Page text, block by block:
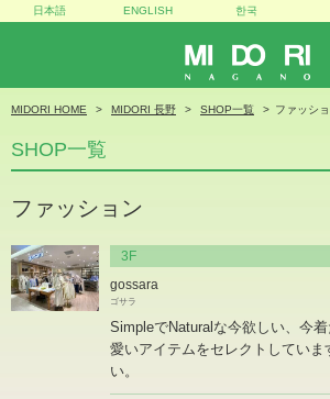
MIDORI
日本語 ENGLISH 한국
MIDORI HOME MIDORI 長野 SHOP一覧 ファッシ
SHOP一覧
ファッション
3F
gossara
ゴサラ
SimpleでNaturalな今欲しい、今
愛いアイテムをセレクトしていま
い。